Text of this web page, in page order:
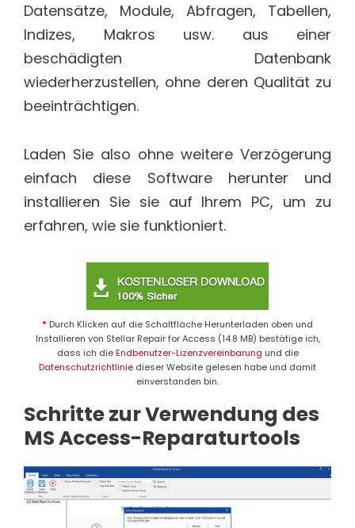
Datensätze, Module, Abfragen, Tabellen,
Indizes, Makros usw. aus einer
beschädigten Datenbank
wiederherzustellen, ohne deren Qualität zu
beeinträchtigen.
Laden Sie also ohne weitere Verzögerung
einfach diese Software herunter und
installieren Sie sie auf Ihrem PC, um zu
erfahren, wie sie funktioniert.
* Durch Klicken auf die Schaltfläche Herunterladen oben und
Installieren von Stellar Repair for Access (14.8 MB) bestätige ich,
dass ich dieEndbenutzer-Lizenzvereinbarung und die
Datenschutzrichtlinie dieser Website gelesen habe und damit
einverstanden bin.
Schritte zur Verwendung des
MS Access-Reparaturtools